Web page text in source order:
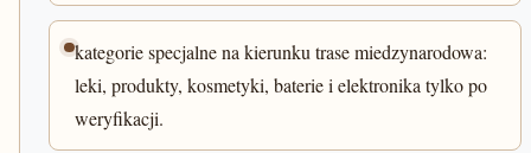
kategorie specjalne na kierunku trase miedzynarodowa:
leki, produkty, kosmetyki, baterie i elektronika tylko po
weryfikacji.